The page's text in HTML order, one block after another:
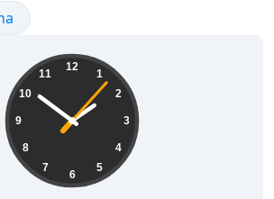
y atardecer
12
1
2
3
4
5
6
7
8
9
10
11